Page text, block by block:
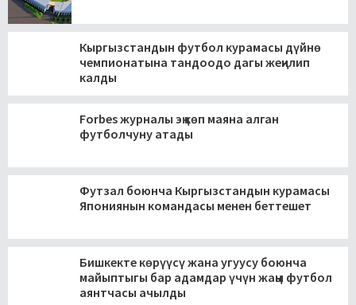
Кыргызстандын футбол курамасы дүйнө
чемпионатына тандоодо дагы жеңилип
калды
Forbes журналы эң көп маяна алган
футболчуну атады
Футзал боюнча Кыргызстандын курамасы
Япониянын командасы менен беттешет
Бишкекте көрүүсү жана угуусу боюнча
майыптыгы бар адамдар үчүн жаңы футбол
аянтчасы ачылды